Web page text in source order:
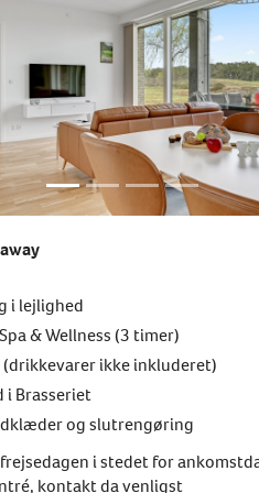
i lejlighed
& Wellness (3 timer)
(drikkevarer ikke inkluderet)
i Brasseriet
og slutrengøring
i stedet for
kontakt da venligst